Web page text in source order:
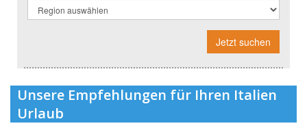
Jetzt suchen
Unsere Empfehlungen für Ihren Italien
Urlaub